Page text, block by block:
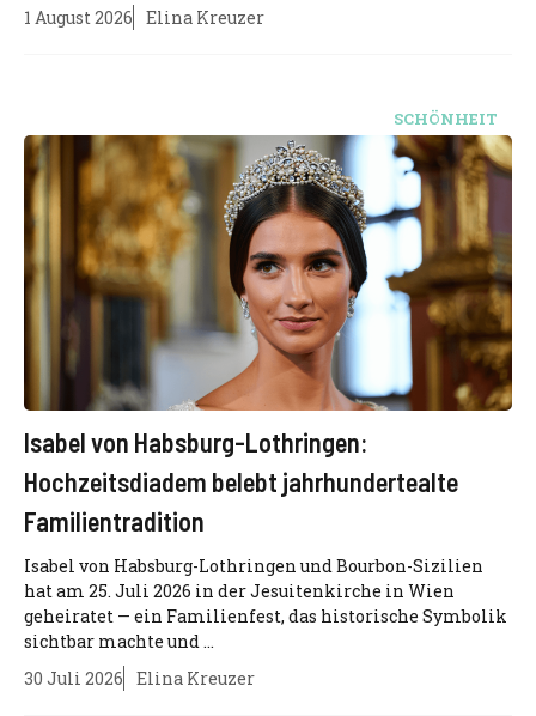
1 August 2026
Elina Kreuzer
SCHÖNHEIT
Isabel von Habsburg-Lothringen:
Hochzeitsdiadem belebt jahrhundertealte
Familientradition
Isabel von Habsburg-Lothringen und Bourbon-Sizilien
hat am 25. Juli 2026 in der Jesuitenkirche in Wien
geheiratet — ein Familienfest, das historische Symbolik
sichtbar machte und ...
30 Juli 2026
Elina Kreuzer